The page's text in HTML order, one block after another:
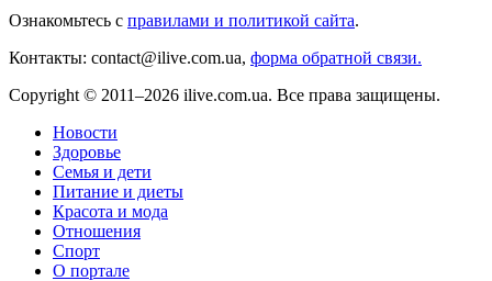
Ознакомьтесь с правилами и политикой сайта.
Контакты: contact@ilive.com.ua, форма обратной связи.
Copyright © 2011–2026 ilive.com.ua. Все права защищены.
Новости
Здоровье
Семья и дети
Питание и диеты
Красота и мода
Отношения
Спорт
О портале